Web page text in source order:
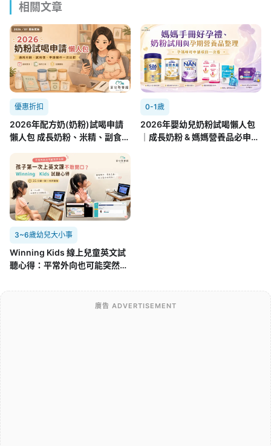
相關文章
優惠折扣
2026年配方奶(奶粉)試喝申請
懶人包 成長奶粉、米精、副食品
0-1歲
2026年嬰幼兒奶粉試喝懶人包
｜成長奶粉 & 媽媽營養品必申請
3~6歲幼兒大小事
Winning Kids 線上兒童英文試
聽心得：平常外向也可能突然不
實反應
廣告 ADVERTISEMENT